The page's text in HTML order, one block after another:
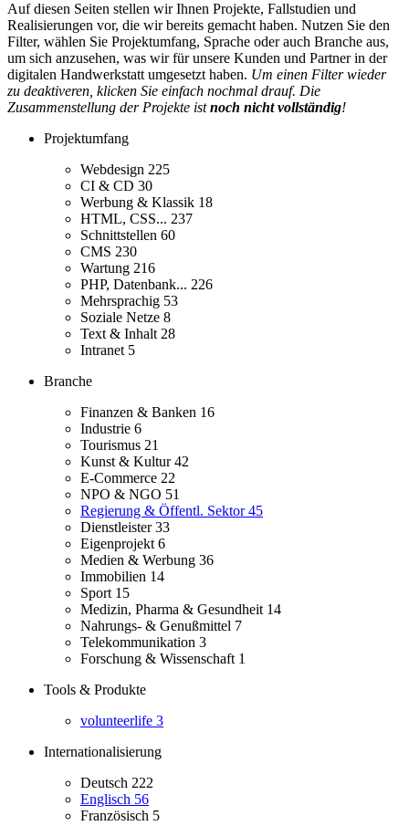
Auf diesen Seiten stellen wir Ihnen Projekte, Fallstudien und
Realisierungen vor, die wir bereits gemacht haben. Nutzen Sie den
Filter, wählen Sie Projektumfang, Sprache oder auch Branche aus,
um sich anzusehen, was wir für unsere Kunden und Partner in der
digitalen Handwerkstatt umgesetzt haben. Um einen Filter wieder
zu deaktiveren, klicken Sie einfach nochmal drauf. Die
Zusammenstellung der Projekte istnoch nicht vollständig!
Projektumfang
Webdesign 225
CI & CD 30
Werbung & Klassik 18
HTML, CSS... 237
Schnittstellen 60
CMS 230
Wartung 216
PHP, Datenbank... 226
Mehrsprachig 53
Soziale Netze 8
Text & Inhalt 28
Intranet 5
Branche
Finanzen & Banken 16
Industrie 6
Tourismus 21
Kunst & Kultur42
E-Commerce 22
NPO & NGO 51
Regierung & Öffentl. Sektor45
Dienstleister33
Eigenprojekt 6
Medien & Werbung 36
Immobilien 14
Sport 15
Medizin, Pharma & Gesundheit 14
Nahrungs- & Genußmittel 7
Telekommunikation 3
Forschung & Wissenschaft 1
Tools & Produkte
volunteerlife 3
Internationalisierung
Deutsch 222
Englisch 56
Französisch 5